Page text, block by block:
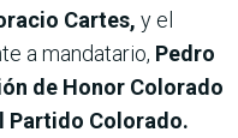
Cartes, y el
a mandatario, Pedro
de Honor Colorado
Partido Colorado.